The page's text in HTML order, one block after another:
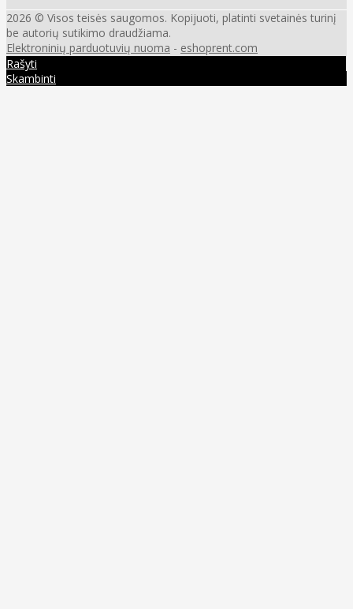
2026 © Visos teisės saugomos. Kopijuoti, platinti svetainės turinį
be autorių sutikimo draudžiama.
Elektroninių parduotuvių nuoma - eshoprent.com
Rašyti
Skambinti